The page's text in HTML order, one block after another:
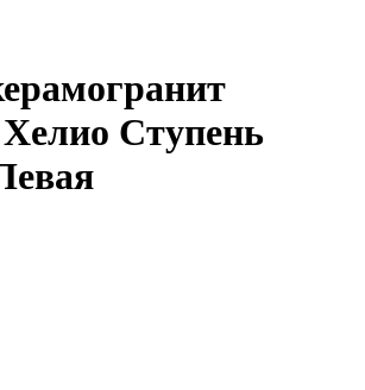
Ступень